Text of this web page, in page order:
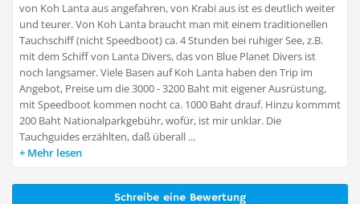
von Koh Lanta aus angefahren, von Krabi aus ist es deutlich weiter
und teurer. Von Koh Lanta braucht man mit einem traditionellen
Tauchschiff (nicht Speedboot) ca. 4 Stunden bei ruhiger See, z.B.
mit dem Schiff von Lanta Divers, das von Blue Planet Divers ist
noch langsamer. Viele Basen auf Koh Lanta haben den Trip im
Angebot, Preise um die 3000 - 3200 Baht mit eigener Ausrüstung,
mit Speedboot kommen nocht ca. 1000 Baht drauf. Hinzu kommmt
200 Baht Nationalparkgebühr, wofür, ist mir unklar. Die
Tauchguides erzählten, daß überall ...
Mehr lesen
Schreibe eine Bewertung